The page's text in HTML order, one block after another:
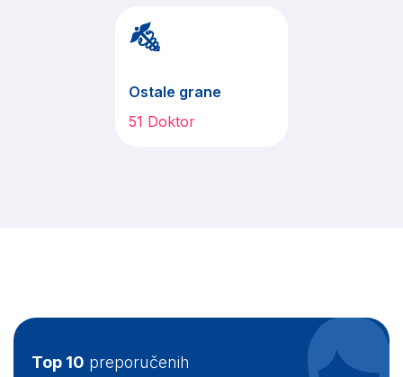
Ostale grane
51 Doktor
Top 10 preporučenih